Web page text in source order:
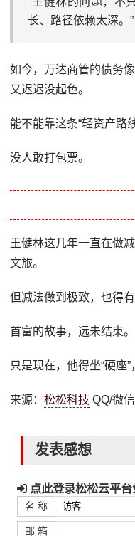
长、路径依赖太深。”
如今，万达商管的债务
又迟迟没起色。
能不能靠这条“轻资产路
没人敢打包票。
王健林这几年一直在做
文旅。
但减法做到极致，也得
首富的故事，远未结束。
只是现在，他得坐“硬座
来源：松松科技 QQ/微
发表感想
点此登录松松云平
名 称
邮 箱